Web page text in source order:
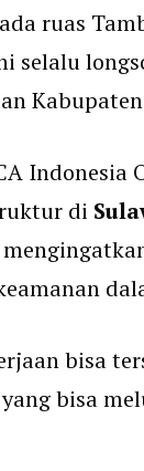
ruas
selalu
di
bisa
bisa